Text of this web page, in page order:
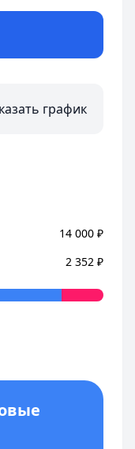
график
14 000 ₽
2 352 ₽